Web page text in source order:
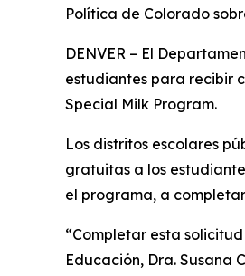
Política de Colorado
DENVER – El
estudiantes para recibir
Special Milk Program.
Los distritos escolares
gratuitas a los
el programa, a
“Completar esta
Educación, Dra. Susana